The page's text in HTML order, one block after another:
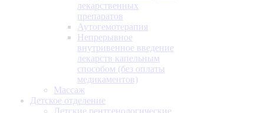
лекарственных
препаратов
Аутогемотерапия
Непрерывное
внутривенное введение
лекарств капельным
способом (без оплаты
медикаментов)
Массаж
Детское отделение
Детские рентгенологические